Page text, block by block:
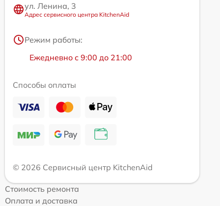
ул. Ленина, 3
Адрес сервисного центра KitchenAid
Режим работы:
Ежедневно с 9:00 до 21:00
Способы оплаты
© 2026 Сервисный центр KitchenAid
Стоимость ремонта
Оплата и доставка